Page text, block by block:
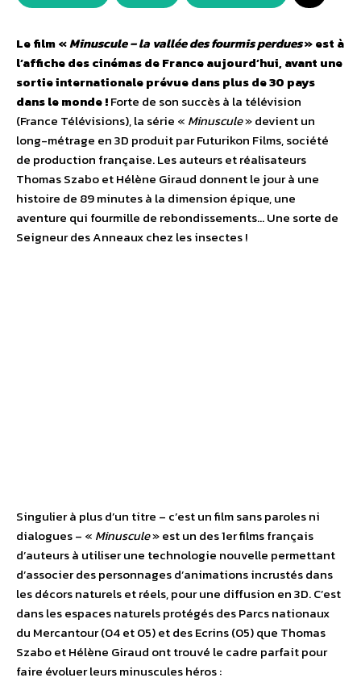
Le film «Minuscule – la vallée des fourmis perdues» est à
l’affiche des cinémas de France aujourd’hui, avant une
sortie internationale prévue dans plus de 30 pays
dans le monde !Forte de son succès à la télévision
(France Télévisions), la série « Minuscule» devient un
long-métrage en 3D produit par Futurikon Films, société
de production française. Les auteurs et réalisateurs
Thomas Szabo et Hélène Giraud donnent le jour à une
histoire de 89 minutes à la dimension épique, une
aventure qui fourmille de rebondissements… Une sorte de
Seigneur des Anneaux chez les insectes !
Singulier à plus d’un titre – c’est un film sans paroles ni
dialogues – « Minuscule» est un des 1er films français
d’auteurs à utiliser une technologie nouvelle permettant
d’associer des personnages d’animations incrustés dans
les décors naturels et réels, pour une diffusion en 3D. C’est
dans les espaces naturels protégés des Parcs nationaux
du Mercantour (04 et 05) et des Ecrins (05) que Thomas
Szabo et Hélène Giraud ont trouvé le cadre parfait pour
faire évoluer leurs minuscules héros :